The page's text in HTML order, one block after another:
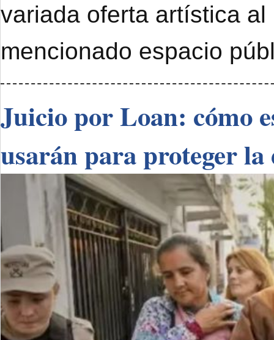
variada oferta artística
mencionado espacio
Juicio por Loan: cómo
usarán para proteger